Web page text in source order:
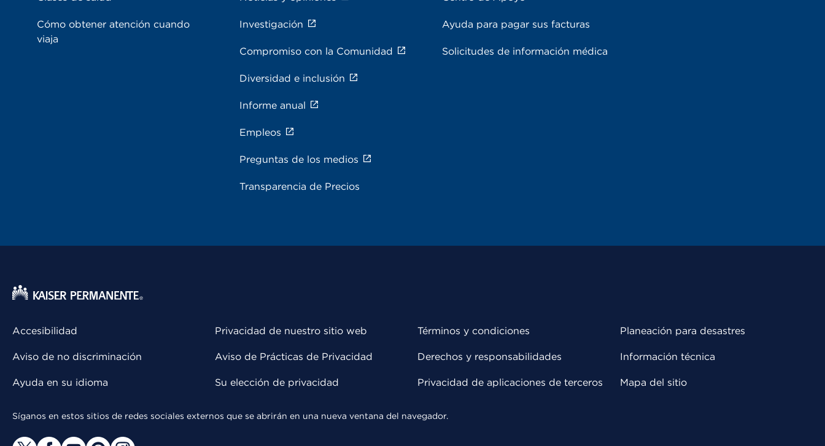
Cómo obtener atención cuando
viaja
Investigación
Compromiso con la Comunidad
Diversidad e inclusión
Informe anual
Empleos
Preguntas de los medios
Transparencia de Precios
Ayuda para pagar sus facturas
Solicitudes de información médica
Accesibilidad
Aviso de no discriminación
Ayuda en su idioma
Privacidad de nuestro sitio web
Aviso de Prácticas de Privacidad
Su elección de privacidad
Términos y condiciones
Derechos y responsabilidades
Privacidad de aplicaciones de terceros
Planeación para desastres
Información técnica
Mapa del sitio
Síganos en estos sitios de redes sociales externos que se abrirán en una nueva ventana del navegador.